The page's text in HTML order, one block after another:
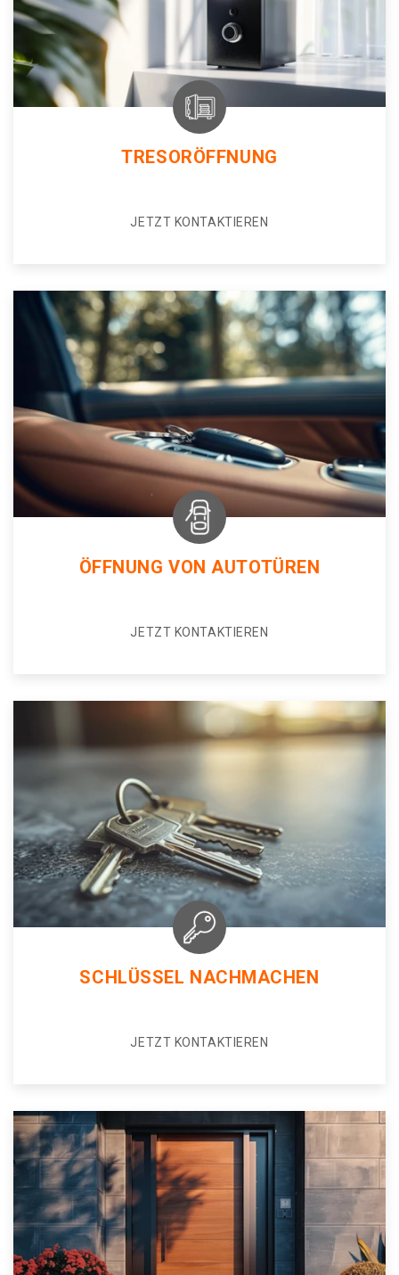
TRESORÖFFNUNG
JETZT KONTAKTIEREN
ÖFFNUNG VON AUTOTÜREN
JETZT KONTAKTIEREN
SCHLÜSSEL NACHMACHEN
JETZT KONTAKTIEREN